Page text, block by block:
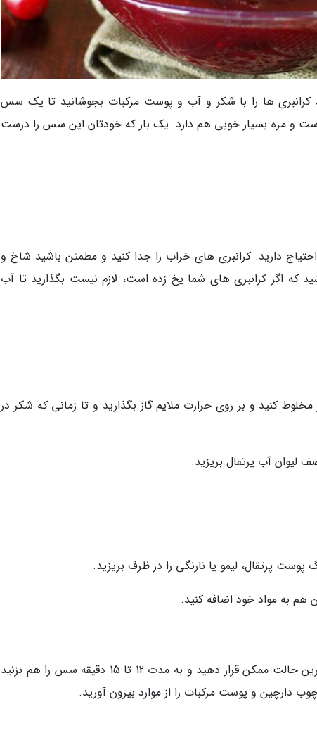
ها را با شکر و آب و پوست مرکبات بجوشانید تا یک سس
و مزه بسیار خوبی هم دارد. یک بار که خودتان این سس را درست
تازه یا یخ زده احتیاج دارید. کرانبری های خراب را جدا کنید و مطمئن باشید شاخ و
که اگر کرانبری های شما یخ زده است، لازم نیست بگذارید تا آب
کنید و بر روی حرارت ملایم گاز بگذارید و تا زمانی که شکر در
لیوان آب پرتقال بریزید.
هم به مواد خود اضافه کنید.
مخلوط کرانبری ها را مرتب هم بزنید. حرارت را در کمترین حالت ممکن قرار دهید و به مدت 12 تا 15 دقیقه سس را هم بزنید
دارچین و پوست مرکبات را از موارد بیرون آورید.